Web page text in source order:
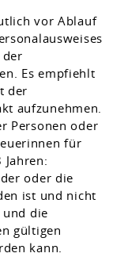
vor Ablauf
der
Es empfiehlt
der
aufzunehmen.
Personen oder
für
oder die
ist und nicht
die
gültigen
kann.